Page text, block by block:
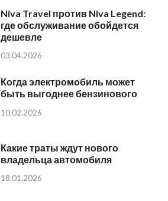
Niva Travel против Niva Legend:
где обслуживание обойдется
дешевле
03.04.2026
Когда электромобиль может
быть выгоднее бензинового
10.02.2026
Какие траты ждут нового
владельца автомобиля
18.01.2026